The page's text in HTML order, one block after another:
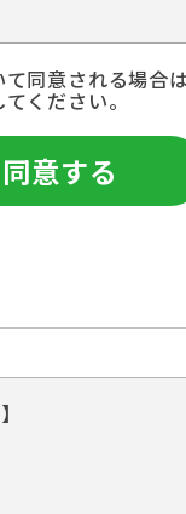
同意される場合
ください。
同意する